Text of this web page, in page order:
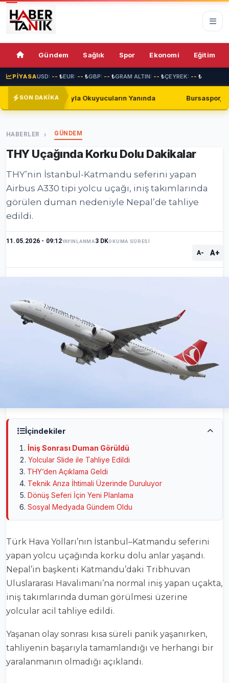
Gündem Sağlık Spor Ekonomi Eğitim
PİYASAUSD: -- ₺EUR: -- ₺GBP: -- ₺GRAM ALTIN: -- ₺ÇEYREK: -- ₺
SON DAKİKAYanında Bursaspor, Shakhtar Donetsk ile
74%
HABERLER GÜNDEM
THY Uçağında Korku Dolu Dakikalar
THY’nin İstanbul-Katmandu seferini yapan
Airbus A330 tipi yolcu uçağı, iniş takımlarında
görülen duman nedeniyle Nepal’de tahliye
edildi.
11.05.2026 - 09:12YAYINLANMA3 DKOKUMA SÜRESİ
A- A+
İçindekiler
İniş Sonrası Duman Görüldü
Yolcular Slide ile Tahliye Edildi
THY’den Açıklama Geldi
Teknik Arıza İhtimali Üzerinde Duruluyor
Dönüş Seferi İçin Yeni Planlama
Sosyal Medyada Gündem Oldu
Türk Hava Yolları’nın İstanbul–Katmandu seferini
yapan yolcu uçağında korku dolu anlar yaşandı.
Nepal’in başkenti Katmandu’daki Tribhuvan
Uluslararası Havalimanı’na normal iniş yapan uçakta,
iniş takımlarında duman görülmesi üzerine
yolcular acil tahliye edildi.
Yaşanan olay sonrası kısa süreli panik yaşanırken,
tahliyenin başarıyla tamamlandığı ve herhangi bir
yaralanmanın olmadığı açıklandı.